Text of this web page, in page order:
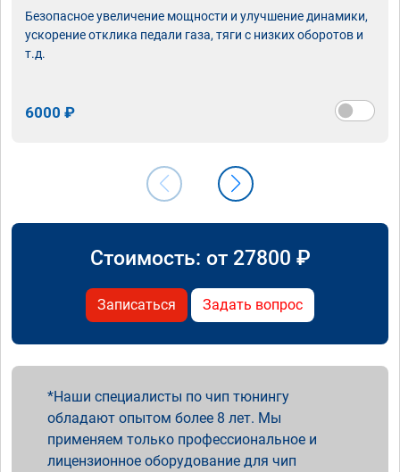
Безопасное увеличение мощности и улучшение динамики,
ускорение отклика педали газа, тяги с низких оборотов и
т.д.
6000 ₽
Стоимость: от 27800 ₽
Записаться Задать вопрос
Наши специалисты по чип тюнингу
обладают опытом более 8 лет. Мы
применяем только профессиональное и
лицензионное оборудование для чип